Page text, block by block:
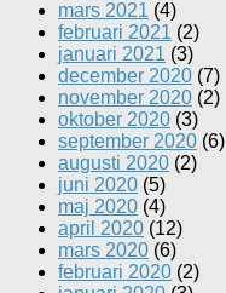
mars 2021 (4)
februari 2021 (2)
januari 2021 (3)
december 2020 (7)
november 2020 (2)
oktober 2020 (3)
september 2020 (6)
augusti 2020 (2)
juni 2020 (5)
maj 2020 (4)
april 2020 (12)
mars 2020 (6)
februari 2020 (2)